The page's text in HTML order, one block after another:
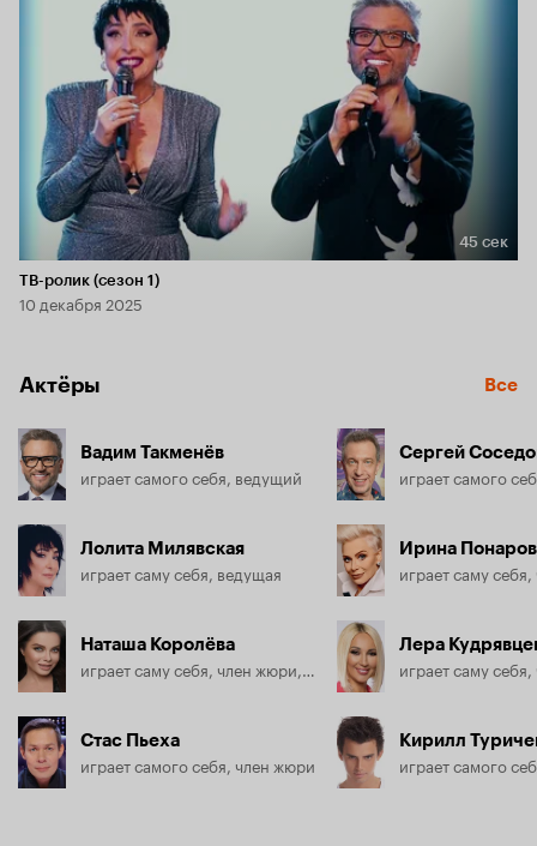
Длительность 45 сек
45 сек
ТВ-ролик (сезон 1)
10 декабря 2025
Актёры Все
Вадим Такменёв
играет самого себя, ведущий
Лолита Милявская
играет саму себя, ведущая
Наташа Королёва
Стас Пьеха
играет самого себя, член жюри
Сергей
играет самого
Ирина
играет саму
Лера
играет саму
Кирилл
играет самого